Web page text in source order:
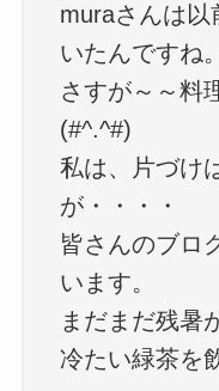
muraさんは以
いたんですね。
さすが～～料
(#^.^#)
私は、片づけ
が・・・・
皆さんのブロ
います。
まだまだ残暑
冷たい緑茶を